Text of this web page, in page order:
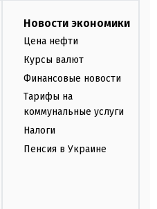
Новости экономики
Цена нефти
Курсы валют
Финансовые новости
Тарифы на
коммунальные услуги
Налоги
Пенсия в Украине